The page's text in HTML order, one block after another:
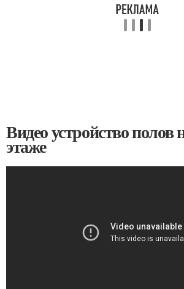
Видео устройство полов
этаже